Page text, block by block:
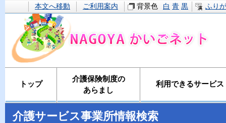
本文へ移動 ご利用案内 背景色 白 青 黒 ふり
トップ
介護保険制度の
あらまし
利用できるサービス
介護サービス事業所情報検索